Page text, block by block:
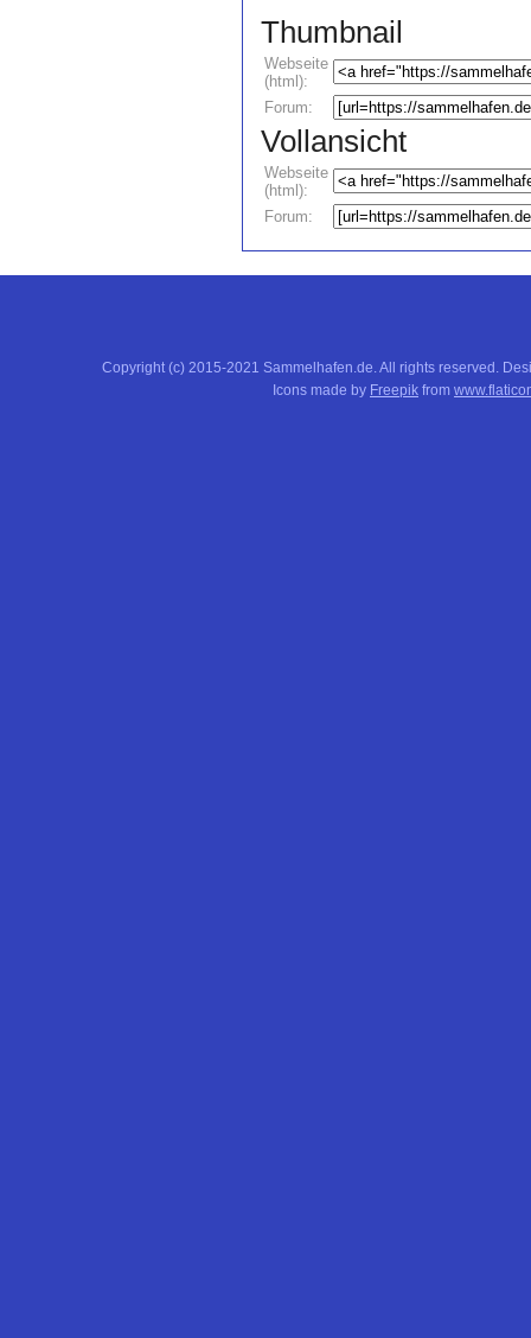
Thumbnail
Webseite
(html):
Forum:
Vollansicht
Webseite
(html):
Forum:
Copyright (c) 2015-2021 Sammelhafen.de. All rights reserved.
Icons made by Freepik from